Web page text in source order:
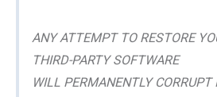
ANY ATTEMPT TO RESTORE
THIRD-PARTY SOFTWARE
WILL PERMANENTLY CORRUPT